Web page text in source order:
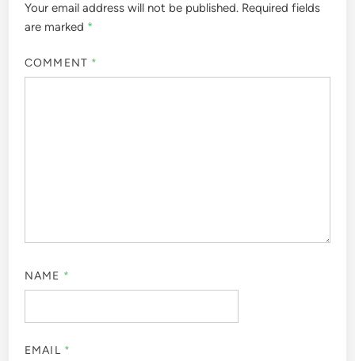
Your email address will not be published. Required fields
are marked *
COMMENT *
NAME *
EMAIL *